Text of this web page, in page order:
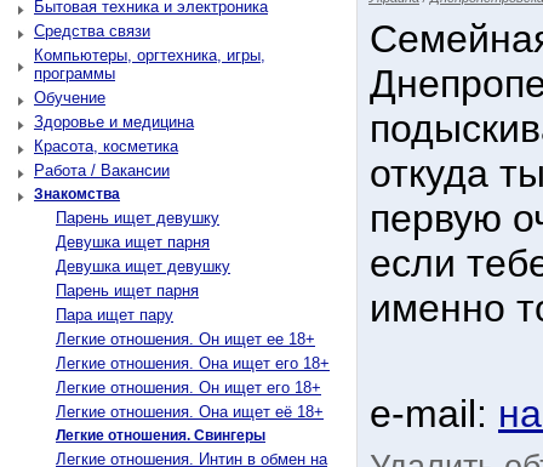
Бытовая техника и электроника
Средства связи
Компьютеры, оргтехника, игры,
программы
Обучение
Здоровье и медицина
Красота, косметика
Работа / Вакансии
Знакомства
Парень ищет девушку
Девушка ищет парня
Девушка ищет девушку
Парень ищет парня
Пара ищет пару
Легкие отношения. Он ищет ее 18+
Легкие отношения. Она ищет его 18+
Легкие отношения. Он ищет его 18+
Легкие отношения. Она ищет её 18+
Легкие отношения. Свингеры
Легкие отношения. Интин в обмен на
откуда
первую
если
именно
e-mail: